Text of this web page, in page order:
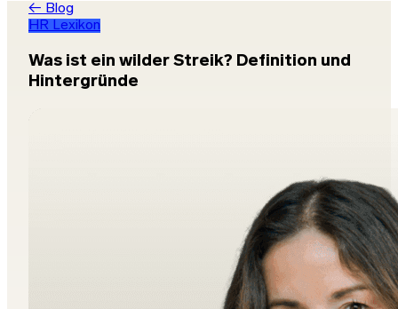
← Blog
HR Lexikon
Was ist ein wilder Streik? Definition und
Hintergründe